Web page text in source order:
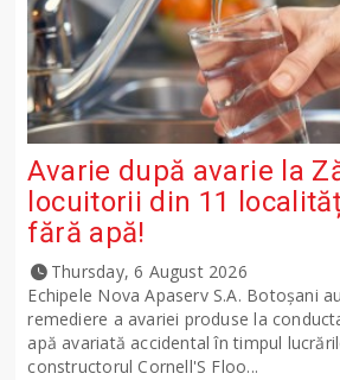
Avarie după avarie la
locuitorii din 11
fără apă!
Thursday, 6 August 2026
Echipele Nova Apaserv S.A. Botoșani
remediere a avariei produse la
apă avariată accidental în timpul
constructorul Cornell'S Floo...